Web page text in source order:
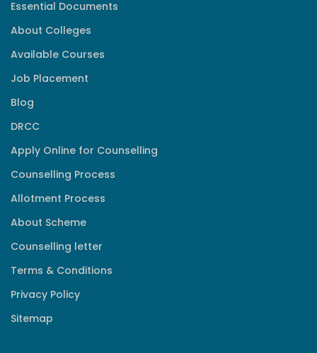
Essential Documents
About Colleges
Available Courses
Job Placement
Blog
DRCC
Apply Online for Counselling
Counselling Process
Allotment Process
About Scheme
Counselling letter
Terms & Conditions
Privacy Policy
Sitemap